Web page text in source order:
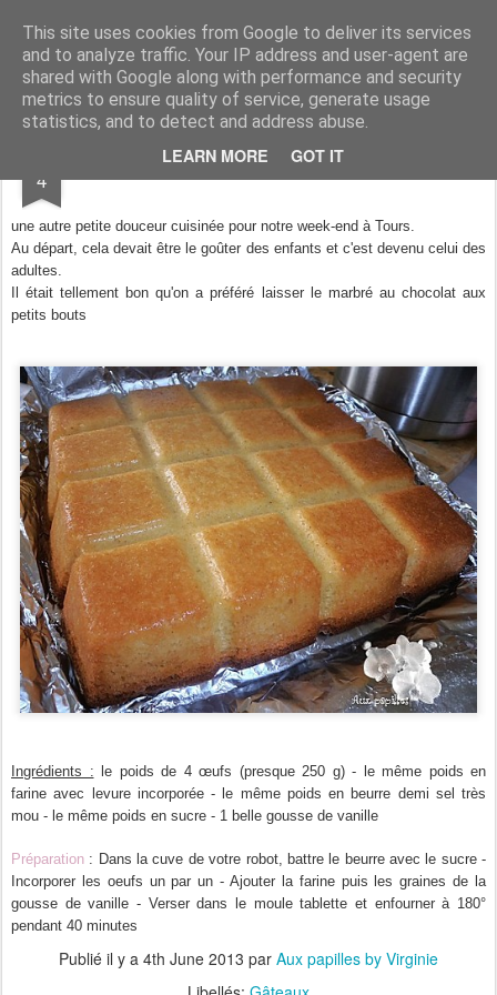
This site uses cookies from Google to deliver its services
and to analyze traffic. Your IP address and user-agent are
shared with Google along with performance and security
metrics to ensure quality of service, generate usage
statistics, and to detect and address abuse.
LEARN MORE GOT IT
Aux papilles by Virginie
4 Quatre Quart à la Vanille
une autre petite douceur cuisinée pour notre week-end à Tours.
Au départ, cela devait être le goûter des enfants et c'est devenu celui des
adultes.
Il était tellement bon qu'on a préféré laisser le marbré au chocolat aux
petits bouts
Ingrédients : le poids de 4 œufs (presque 250 g) - le même poids en
farine avec levure incorporée - le même poids en beurre demi sel très
mou - le même poids en sucre - 1 belle gousse de vanille
Préparation : Dans la cuve de votre robot, battre le beurre avec le sucre -
Incorporer les oeufs un par un - Ajouter la farine puis les graines de la
gousse de vanille - Verser dans le moule tablette et enfourner à 180°
pendant 40 minutes
Publié il y a 4th June 2013 par Aux papilles by Virginie